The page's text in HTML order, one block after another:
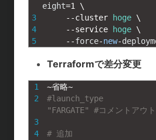
3
4
5
eight=1
\
--cluster hoge \
--service hoge \
--force-new-
Terraformで差分変更
1
2
3
4
~省略~
#launch_type
"FARGATE" #コメントアウト
# 追加